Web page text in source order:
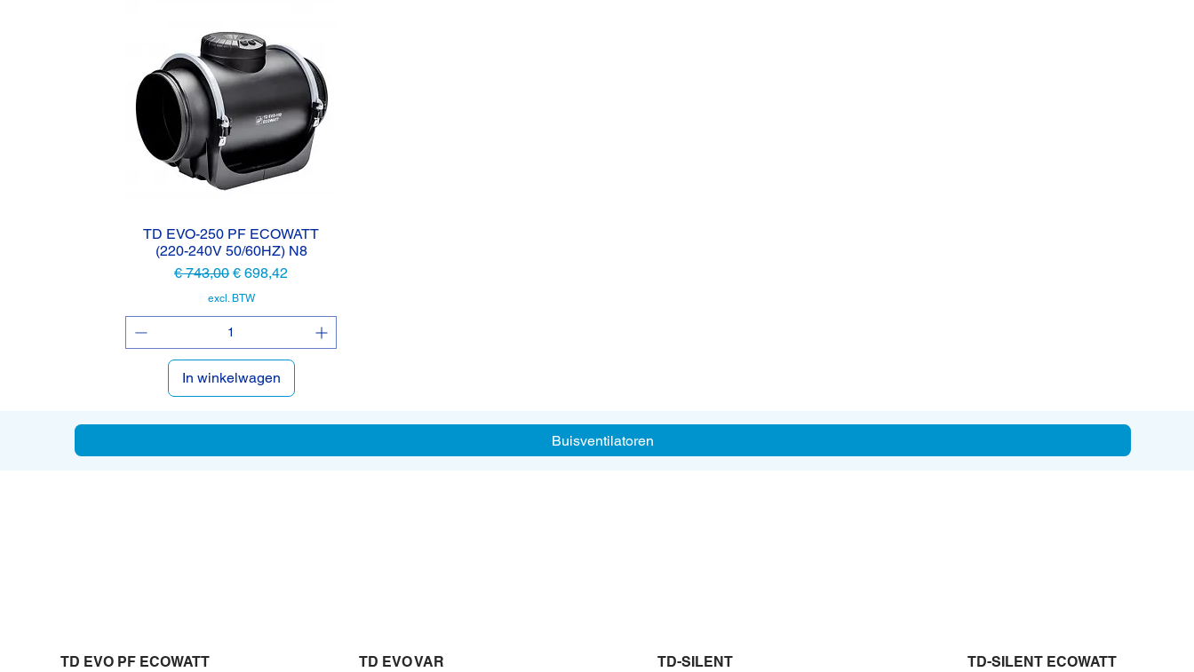
Snel overzicht
TD EVO-250 PF ECOWATT
(220-240V 50/60HZ) N8
Normale prijs
€ 743,00 Verkoopprijs
€ 698,42
excl. BTW
In winkelwagen
Buisventilatoren
TD EVO PF ECOWATT TD EVO VAR TD-SILENT TD-SILENT ECOWATT